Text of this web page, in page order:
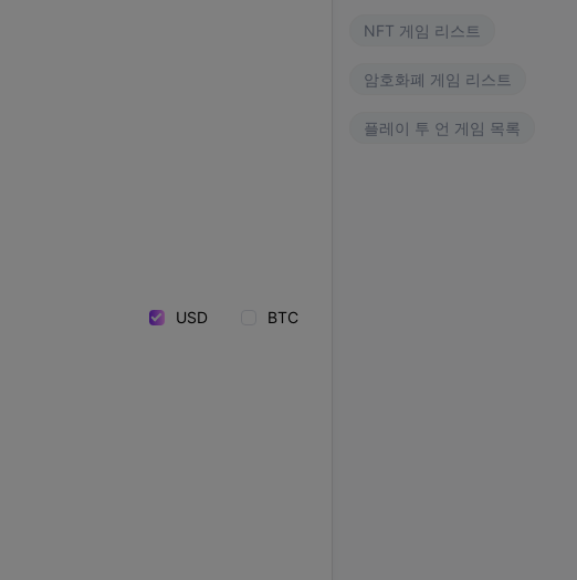
USD BTC
NFT 게임 리스트
암호화폐 게임 리스트
플레이 투 언 게임 목록